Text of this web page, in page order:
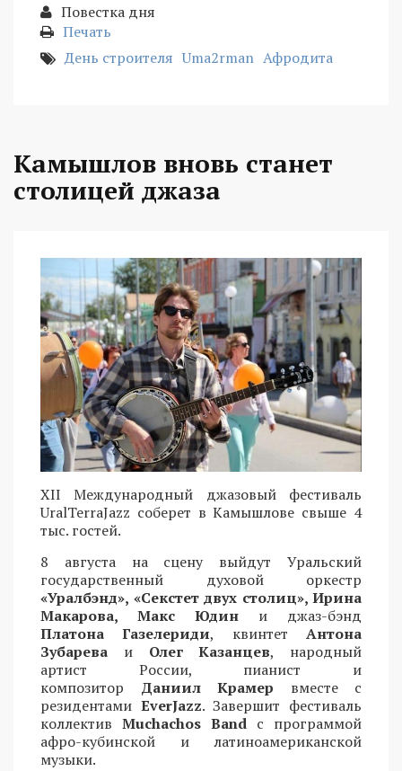
Повестка дня
Печать
День строителя Uma2rman Афродита
Камышлов вновь станет
столицей джаза
XII Международный джазовый фестиваль
UralTerraJazz соберет в Камышлове свыше 4
тыс. гостей.
8 августа на сцену выйдут Уральский
государственный духовой оркестр
«Уралбэнд», «Секстет двух столиц», Ирина
Макарова, Макс Юдин и джаз-бэнд
Платона Газелериди, квинтетАнтона
Зубарева и Олег Казанцев, народный
артист России, пианист и
композитор Даниил Крамер вместе с
резидентами EverJazz. Завершит фестиваль
коллектив Muchachos Band с программой
афро-кубинской и латиноамериканской
музыки.